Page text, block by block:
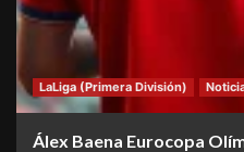
LaLiga (Primera División)
Álex Baena Eurocopa